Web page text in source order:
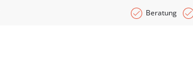
Beratung